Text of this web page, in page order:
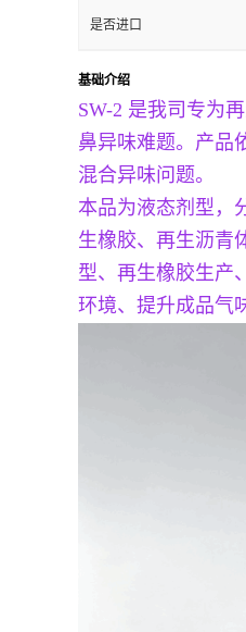
是否进口
基础介绍
SW-2 是我司专为
鼻异味难题。产品
混合异味问题。
本品为液态剂型，
生橡胶、再生沥青
型、再生橡胶生产
环境、提升成品气